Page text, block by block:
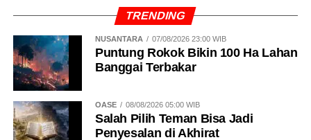
TRENDING
NUSANTARA 07/08/2026 23:00 WIB
Puntung Rokok Bikin 100 Ha Lahan
Banggai Terbakar
OASE 08/08/2026 05:00 WIB
Salah Pilih Teman Bisa Jadi
Penyesalan di Akhirat